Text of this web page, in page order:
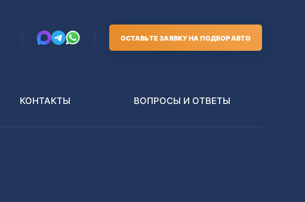
ОСТАВЬТЕ ЗАЯВКУ НА ПОДБОР АВТО
КОНТАКТЫ ВОПРОСЫ И ОТВЕТЫ